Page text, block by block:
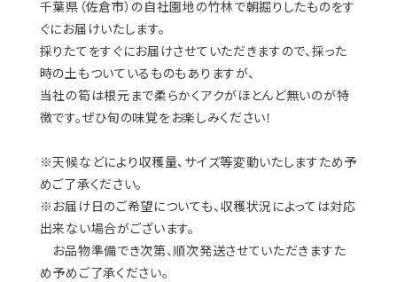
千葉県（佐倉市）の自社園地の竹林で朝掘りしたものをす
ぐにお届けいたします。
採りたてをすぐにお届けさせていただきますので、採った
時の土もついているものもありますが、
当社の筍は根元まで柔らかくアクがほとんど無いのが特
徴です。ぜひ旬の味覚をお楽しみください！
※天候などにより収穫量、サイズ等変動いたしますため予
めご了承ください。
※お届け日のご希望についても、収穫状況によっては対応
出来ない場合がございます。
お品物準備でき次第、順次発送させていただきますた
め予めご了承ください。